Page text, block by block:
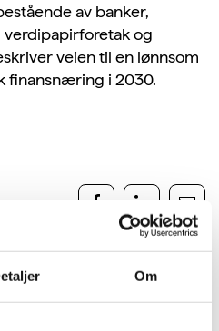
Om
av banker,
verdipapirforetak og
veien til en lønnsom
finansnæring i 2030.